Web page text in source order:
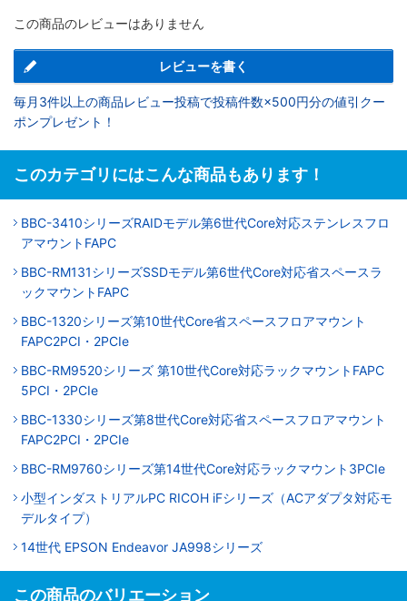
この商品のレビューはありません
レビューを書く
毎月3件以上の商品レビュー投稿で投稿件数×500円分の値引クー
ポンプレゼント！
このカテゴリにはこんな商品もあります！
BBC-3410シリーズRAIDモデル第6世代Core対応ステンレスフロ
アマウントFAPC
BBC-RM131シリーズSSDモデル第6世代Core対応省スペースラ
ックマウントFAPC
BBC-1320シリーズ第10世代Core省スペースフロアマウント
FAPC2PCI・2PCIe
BBC-RM9520シリーズ 第10世代Core対応ラックマウントFAPC
5PCI・2PCIe
BBC-1330シリーズ第8世代Core対応省スペースフロアマウント
FAPC2PCI・2PCIe
BBC-RM9760シリーズ第14世代Core対応ラックマウント3PCIe
小型インダストリアルPC RICOH iFシリーズ（ACアダプタ対応モ
デルタイプ）
14世代 EPSON Endeavor JA998シリーズ
この商品のバリエーション